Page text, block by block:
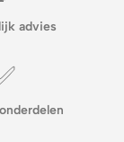
advies